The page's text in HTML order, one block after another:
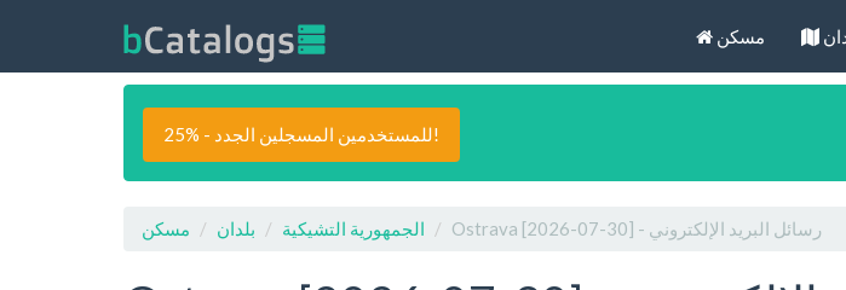
مسكن
25% - للمستخدمين المسجلين الجدد!
مسكن بلدان الجمهورية التشيكية Ostrava [2026-07-30] - رسائل البريد الإلكتروني